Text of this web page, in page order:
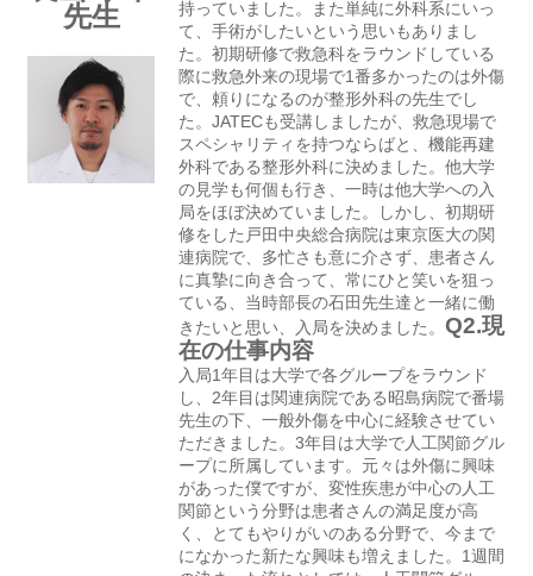
先生
持っていました。また単純に外科系にいっ
て、手術がしたいという思いもありまし
た。初期研修で救急科をラウンドしている
際に救急外来の現場で1番多かったのは外傷
で、頼りになるのが整形外科の先生でし
た。JATECも受講しましたが、救急現場で
スペシャリティを持つならばと、機能再建
外科である整形外科に決めました。他大学
の見学も何個も行き、一時は他大学への入
局をほぼ決めていました。しかし、初期研
修をした戸田中央総合病院は東京医大の関
連病院で、多忙さも意に介さず、患者さん
に真摯に向き合って、常にひと笑いを狙っ
ている、当時部長の石田先生達と一緒に働
きたいと思い、入局を決めました。Q2.現
在の仕事内容
入局1年目は大学で各グループをラウンド
し、2年目は関連病院である昭島病院で番場
先生の下、一般外傷を中心に経験させてい
ただきました。3年目は大学で人工関節グル
ープに所属しています。元々は外傷に興味
があった僕ですが、変性疾患が中心の人工
関節という分野は患者さんの満足度が高
く、とてもやりがいのある分野で、今まで
になかった新たな興味も増えました。1週間